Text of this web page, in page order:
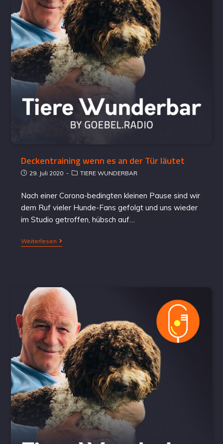
Deckentraining wenn es an der Tür läutet
29. Juli 2020 TIERE WUNDERBAR
Nach einer Corona-bedingten kleinen Pause sind wir
dem Ruf vieler Hunde-Fans gefolgt und uns wieder
im Studio getroffen, hübsch auf…
Weiterlesen